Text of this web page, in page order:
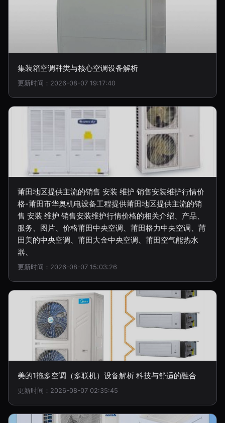
集装箱空调种类与核心空调设备解析
更新时间：2026-08-07 19:17:40
莆田地区提供主流的销售 安装 维护 销售安装维护行情价
格-莆田市华奥机电设备工程提供莆田地区提供主流的销
售 安装 维护 销售安装维护行情价格的相关介绍、产品、
服务、图片、价格莆田中央空调、莆田格力中央空调、莆
田美的中央空调、莆田大金中央空调、莆田空气能热水
器、
更新时间：2026-08-07 15:03:26
美的1拖多空调（多联机）设备解析 科技与舒适的融合
更新时间：2026-08-07 02:35:45